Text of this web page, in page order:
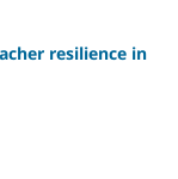
resilience in